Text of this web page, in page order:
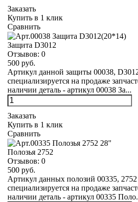
Заказать
Купить в 1 клик
Сравнить
Защита D3012
Отзывов: 0
500 руб.
Артикул данной защиты 00038,
специализируется на продаже
наличии деталь - артикул 00038 За...
Заказать
Купить в 1 клик
Сравнить
Полозья 2752
Отзывов: 0
500 руб.
Артикул данных полозий 00335,
специализируется на продаже
наличии деталь - артикул 00335